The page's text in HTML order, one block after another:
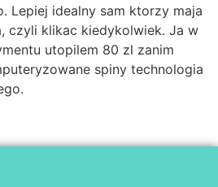
Lepiej idealny sam ktorzy maja
czyli klikac kiedykolwiek. Ja w
utopilem 80 zl zanim
spiny technologia